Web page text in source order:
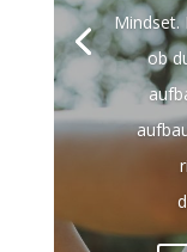
Mindset.
ob